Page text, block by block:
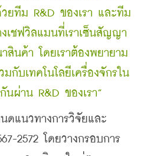
ยทีม R&D ของเรา และทีม
เชฟวิลแมนที่เราเซ็นสัญญา
สินค้า โดยเราต้องพยายาม
กับเทคโนโลยีเครื่องจักรใน
นผ่าน R&D ของเรา”
นวทางการวิจัยและ
2572 โดยวางกรอบการ